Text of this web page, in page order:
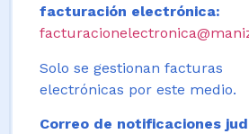
facturación electrónica:
Solo se gestionan facturas
electrónicas por este medio.
Correo de notificaciones